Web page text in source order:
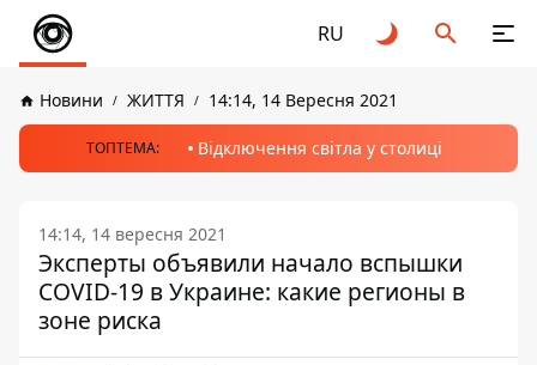
RU
Новини ЖИТТЯ 14:14, 14 Вересня 2021
ТОПТЕМА: Відключення світла у столиці
14:14, 14 вересня 2021
Эксперты объявили начало вспышки
COVID-19 в Украине: какие регионы в
зоне риска